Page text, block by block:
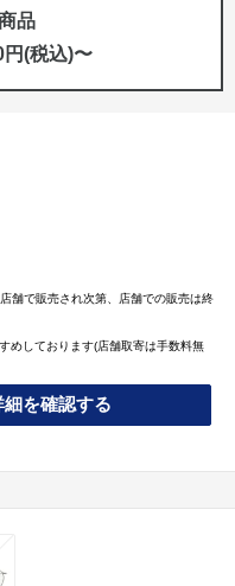
品
(税込)〜
舗で販売され次第、店舗での販売は終
めしております(店舗取寄は手数料無
を確認する